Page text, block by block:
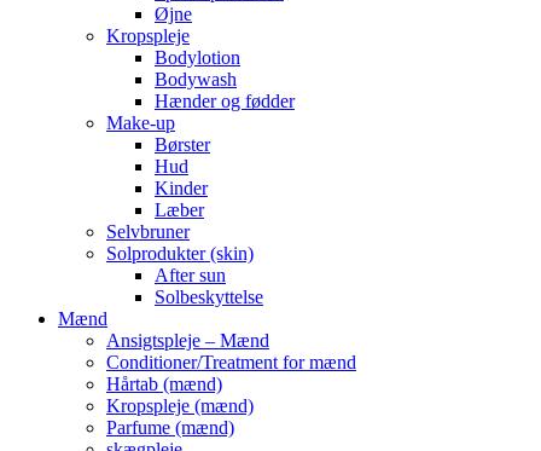
Øjne
Kropspleje
Bodylotion
Bodywash
Hænder og fødder
Make-up
Børster
Hud
Kinder
Læber
Selvbruner
Solprodukter (skin)
After sun
Solbeskyttelse
Mænd
Ansigtspleje – Mænd
Conditioner/Treatment for mænd
Hårtab (mænd)
Kropspleje (mænd)
Parfume (mænd)